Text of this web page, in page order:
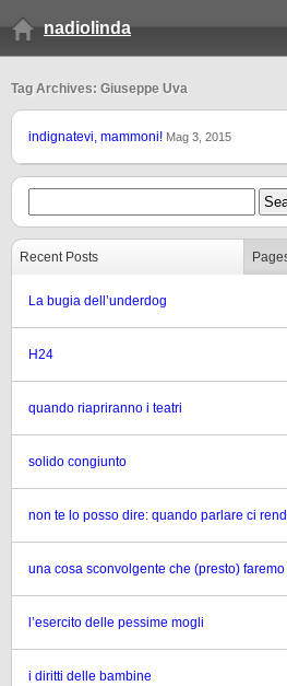
nadiolinda
Tag Archives: Giuseppe Uva
indignatevi, mammoni! Mag 3, 2015
Recent Posts
La bugia dell’underdog
H24
quando riapriranno i teatri
solido congiunto
non te lo posso dire: quando parlare ci
una cosa sconvolgente che (presto)
l’esercito delle pessime mogli
i diritti delle bambine